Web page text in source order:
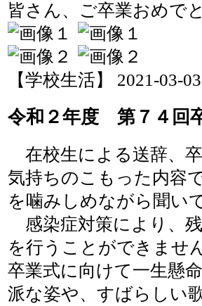
皆さん、ご卒業おめで
【学校生活】 2021-03-
令和２年度 第７４回
在校生による送辞、
気持ちのこもった内容
を噛みしめながら聞い
感染症対策により、
を行うことができませ
卒業式に向けて一生懸
派な姿や、すばらしい